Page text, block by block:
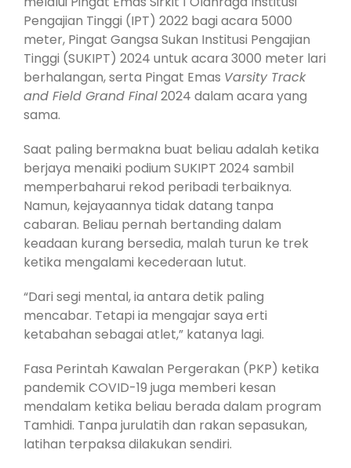
Pengajian Tinggi (IPT) 2022 bagi acara 5000
meter, Pingat Gangsa Sukan Institusi Pengajian
Tinggi (SUKIPT) 2024 untuk acara 3000 meter lari
berhalangan, serta Pingat Emas Varsity Track
and Field Grand Final2024 dalam acara yang
sama.
Saat paling bermakna buat beliau adalah ketika
berjaya menaiki podium SUKIPT 2024 sambil
memperbaharui rekod peribadi terbaiknya.
Namun, kejayaannya tidak datang tanpa
cabaran. Beliau pernah bertanding dalam
keadaan kurang bersedia, malah turun ke trek
ketika mengalami kecederaan lutut.
“Dari segi mental, ia antara detik paling
mencabar. Tetapi ia mengajar saya erti
ketabahan sebagai atlet,” katanya lagi.
Fasa Perintah Kawalan Pergerakan (PKP) ketika
pandemik COVID-19 juga memberi kesan
mendalam ketika beliau berada dalam program
Tamhidi. Tanpa jurulatih dan rakan sepasukan,
latihan terpaksa dilakukan sendiri.